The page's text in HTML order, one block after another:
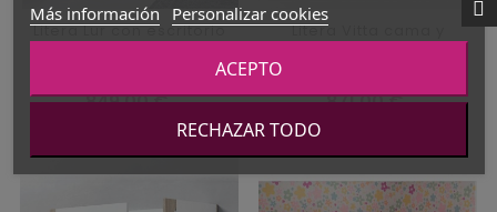
Litera Lur con escritorio
Precio
849,00 €
Litera Vitta cama y
Precio
871,00 €
Más información Personalizar cookies
RECHAZAR TODO
ACEPTO